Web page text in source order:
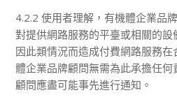
4.2.2 使用者理解，有機體企業品
對提供網路服務的平臺或相關的
因此類情況而造成付費網路服務
體企業品牌顧問無需為此承擔任
顧問應盡可能事先進行通知。